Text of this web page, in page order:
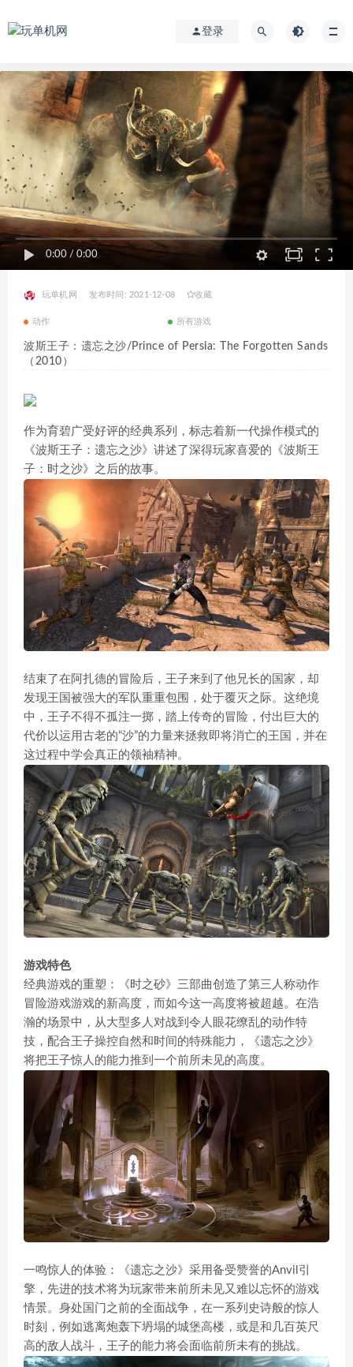
登录
0:00 / 0:00
玩单机网 发布时间: 2021-12-08 收藏
动作 所有游戏
波斯王子：遗忘之沙/Prince of Persia: The Forgotten Sands
（2010）
作为育碧广受好评的经典系列，标志着新一代操作模式的
《波斯王子：遗忘之沙》讲述了深得玩家喜爱的《波斯王
子：时之沙》之后的故事。
结束了在阿扎德的冒险后，王子来到了他兄长的国家，却
发现王国被强大的军队重重包围，处于覆灭之际。这绝境
中，王子不得不孤注一掷，踏上传奇的冒险，付出巨大的
代价以运用古老的“沙”的力量来拯救即将消亡的王国，并在
这过程中学会真正的领袖精神。
游戏特色
经典游戏的重塑：《时之砂》三部曲创造了第三人称动作
冒险游戏游戏的新高度，而如今这一高度将被超越。在浩
瀚的场景中，从大型多人对战到令人眼花缭乱的动作特
技，配合王子操控自然和时间的特殊能力，《遗忘之沙》
将把王子惊人的能力推到一个前所未见的高度。
一鸣惊人的体验：《遗忘之沙》采用备受赞誉的Anvil引
擎，先进的技术将为玩家带来前所未见又难以忘怀的游戏
情景。身处国门之前的全面战争，在一系列史诗般的惊人
时刻，例如逃离炮轰下坍塌的城堡高楼，或是和几百英尺
高的敌人战斗，王子的能力将会面临前所未有的挑战。